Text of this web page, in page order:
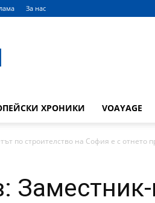
За нас
ХРОНИКИ VOAYAGE
по строителство на София е с отнето